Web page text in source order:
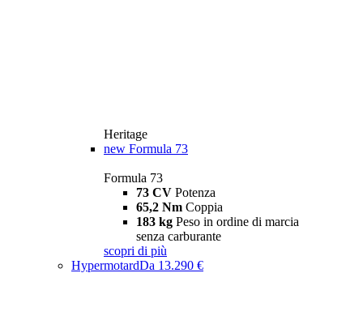
Heritage
new Formula 73
Formula 73
73 CV Potenza
65,2 Nm Coppia
183 kg Peso in ordine di marcia
senza carburante
scopri di più
HypermotardDa 13.290 €